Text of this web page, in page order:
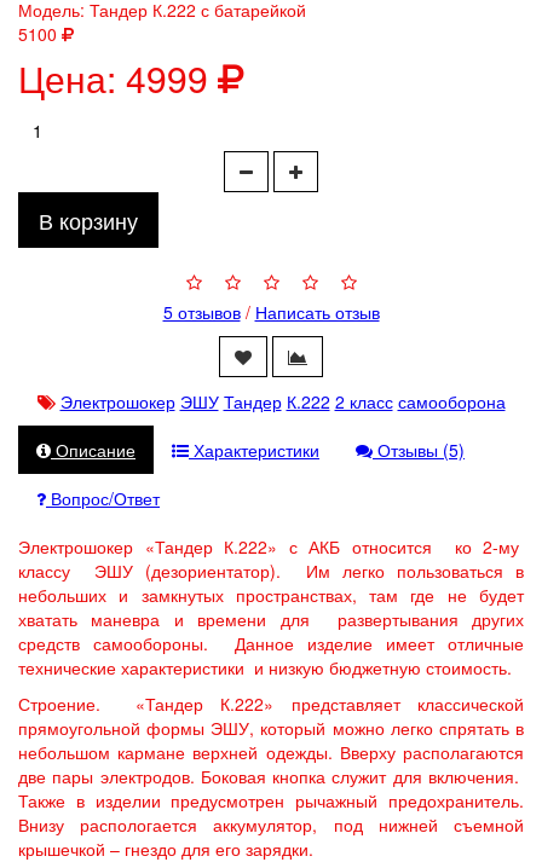
Модель: Тандер К.222 с батарейкой
5100
Цена: 4999
В корзину
5 отзывов/ Написать отзыв
Электрошокер ЭШУ Тандер К.222 2 класс самооборона
Описание
Характеристики
Отзывы (5)
Вопрос/Ответ
Электрошокер «Тандер К.222» с АКБ относится ко 2-му
классу ЭШУ (дезориентатор). Им легко пользоваться в
небольших и замкнутых пространствах, там где не будет
хватать маневра и времени для развертывания других
средств самообороны. Данное изделие имеет отличные
технические характеристики и низкую бюджетную стоимость.
Строение. «Тандер К.222» представляет классической
прямоугольной формы ЭШУ, который можно легко спрятать в
небольшом кармане верхней одежды. Вверху располагаются
две пары электродов. Боковая кнопка служит для включения.
Также в изделии предусмотрен рычажный предохранитель.
Внизу распологается аккумулятор, под нижней съемной
крышечкой – гнездо для его зарядки.